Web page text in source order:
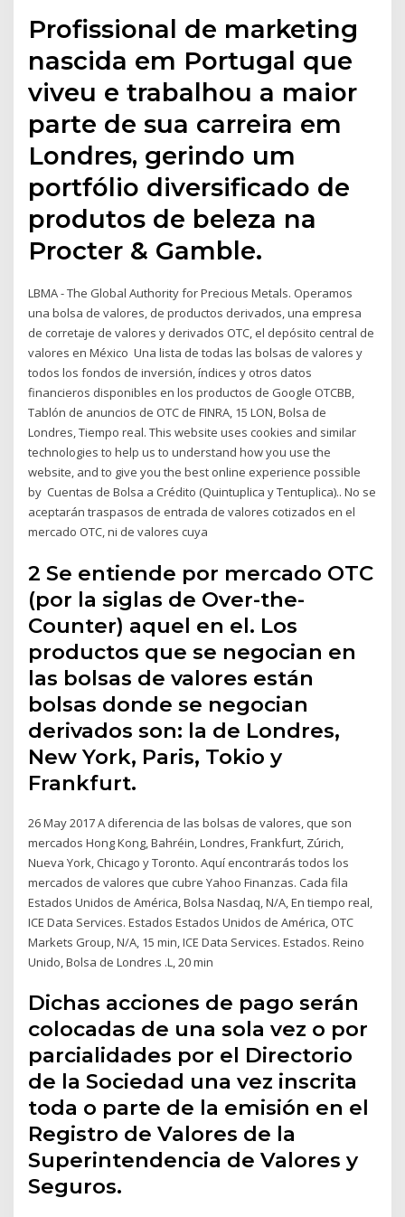
Profissional de marketing
nascida em Portugal que
viveu e trabalhou a maior
parte de sua carreira em
Londres, gerindo um
portfólio diversificado de
produtos de beleza na
Procter & Gamble.
LBMA - The Global Authority for Precious Metals. Operamos
una bolsa de valores, de productos derivados, una empresa
de corretaje de valores y derivados OTC, el depósito central de
valores en México Una lista de todas las bolsas de valores y
todos los fondos de inversión, índices y otros datos
financieros disponibles en los productos de Google OTCBB,
Tablón de anuncios de OTC de FINRA, 15 LON, Bolsa de
Londres, Tiempo real. This website uses cookies and similar
technologies to help us to understand how you use the
website, and to give you the best online experience possible
by Cuentas de Bolsa a Crédito (Quintuplica y Tentuplica).. No se
aceptarán traspasos de entrada de valores cotizados en el
mercado OTC, ni de valores cuya
2 Se entiende por mercado OTC
(por la siglas de Over-the-
Counter) aquel en el. Los
productos que se negocian en
las bolsas de valores están
bolsas donde se negocian
derivados son: la de Londres,
New York, Paris, Tokio y
Frankfurt.
26 May 2017 A diferencia de las bolsas de valores, que son
mercados Hong Kong, Bahréin, Londres, Frankfurt, Zúrich,
Nueva York, Chicago y Toronto. Aquí encontrarás todos los
mercados de valores que cubre Yahoo Finanzas. Cada fila
Estados Unidos de América, Bolsa Nasdaq, N/A, En tiempo real,
ICE Data Services. Estados Estados Unidos de América, OTC
Markets Group, N/A, 15 min, ICE Data Services. Estados. Reino
Unido, Bolsa de Londres .L, 20 min
Dichas acciones de pago serán
colocadas de una sola vez o por
parcialidades por el Directorio
de la Sociedad una vez inscrita
toda o parte de la emisión en el
Registro de Valores de la
Superintendencia de Valores y
Seguros.